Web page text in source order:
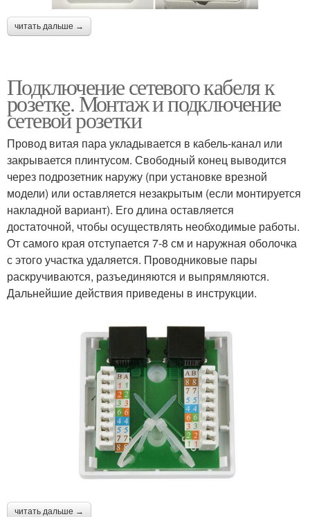
читать дальше →
Подключение сетевого кабеля к
розетке. Монтаж и подключение
сетевой розетки
Провод витая пара укладывается в кабель-канал или
закрывается плинтусом. Свободный конец выводится
через подрозетник наружу (при установке врезной
модели) или оставляется незакрытым (если монтируется
накладной вариант). Его длина оставляется
достаточной, чтобы осуществлять необходимые работы.
От самого края отступается 7-8 см и наружная оболочка
с этого участка удаляется. Проводниковые пары
раскручиваются, разъединяются и выпрямляются.
Дальнейшие действия приведены в инструкции.
читать дальше →